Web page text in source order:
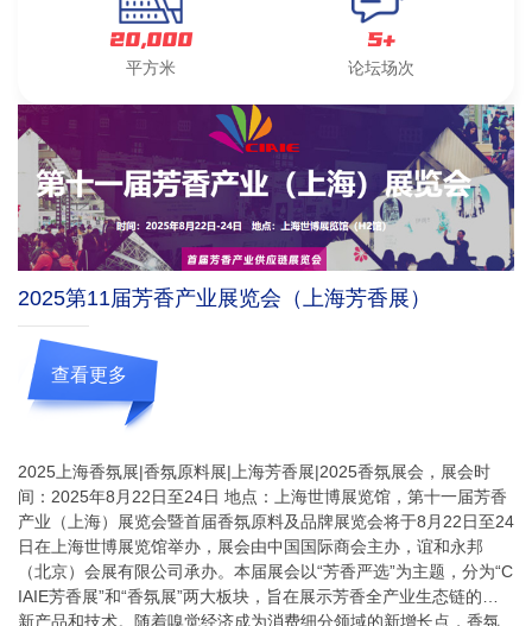
20,000
平方米
5+
论坛场次
2025第11届芳香产业展览会（上海芳香展）
查看更多
2025上海香氛展|香氛原料展|上海芳香展|2025香氛展会，展会时
间：2025年8月22日至24日 地点：上海世博展览馆，第十一届芳香
产业（上海）展览会暨首届香氛原料及品牌展览会将于8月22日至24
日在上海世博展览馆举办，展会由中国国际商会主办，谊和永邦
（北京）会展有限公司承办。本届展会以“芳香严选”为主题，分为“C
IAIE芳香展”和“香氛展”两大板块，旨在展示芳香全产业生态链的最
新产品和技术。随着嗅觉经济成为消费细分领域的新增长点，香氛